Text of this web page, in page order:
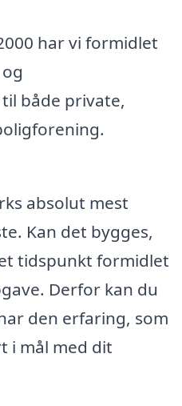
har vi formidlet
både private,
absolut mest
Kan det bygges,
tidspunkt formidlet
Derfor kan du
den erfaring, som
i mål med dit